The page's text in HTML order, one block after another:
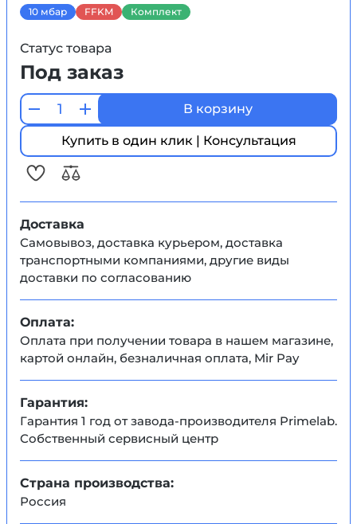
10 мбар FFKM Комплект
Статус товара
Под заказ
В корзину
Купить в один клик | Консультация
Доставка
Самовывоз, доставка курьером, доставка
транспортными компаниями, другие виды
доставки по согласованию
Оплата:
Оплата при получении товара в нашем магазине,
картой онлайн, безналичная оплата, Mir Pay
Гарантия:
Гарантия 1 год от завода-производителя Primelab.
Собственный сервисный центр
Страна производства:
Россия